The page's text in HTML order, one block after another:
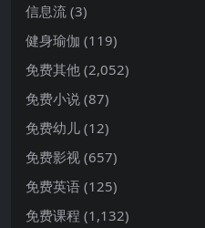
信息流 (3)
健身瑜伽 (119)
免费其他 (2,052)
免费小说 (87)
免费幼儿 (12)
免费影视 (657)
免费英语 (125)
免费课程 (1,132)